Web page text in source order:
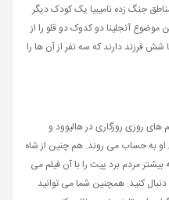
جنگ زده نامیبیا یک کودک دیگر
موضوع آنجلینا دو کدوک دو قلو را از
فرزند دارند که سه نفر از آن ها را
روزی روزگاری در هالیوود و
او به حساب می روند. هم چنین از شاه
بیشتر مردم برد پیت را با آن فیلم می
دنبال کنید. همچنین شما می توانید